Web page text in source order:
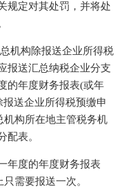
规定对其处罚，并将处
机构除报送企业所得税
报送汇总纳税企业分支
的年度财务报表(或年
送企业所得税预缴申
机构所在地主管税务机
配表。
度的年度财务报表
需要报送一次。